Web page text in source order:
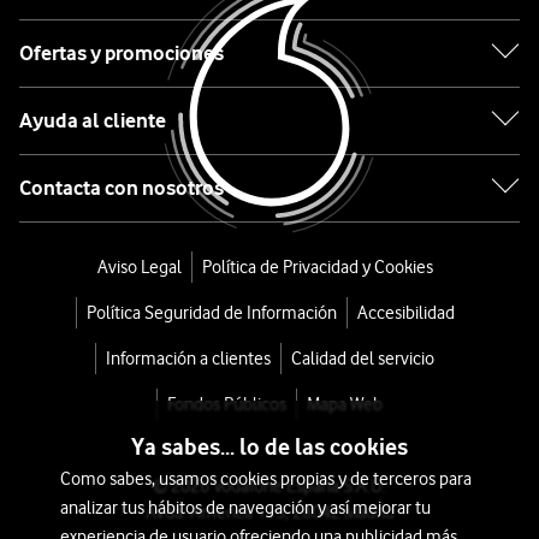
Batidora
de
vaso
Blender
SmartSense
Combo
Ofertas y promociones
Ayuda al cliente
Contacta con nosotros
Aviso Legal Política de Privacidad y Cookies
Política Seguridad de Información Accesibilidad
Información a clientes Calidad del servicio
Fondos Públicos Mapa Web
© 2026 Vodafone España S.A.U.
Avda. América 115, 28042 Madrid
Ya sabes... lo de las cookies
Como sabes, usamos cookies propias y de terceros para
analizar tus hábitos de navegación y así mejorar tu